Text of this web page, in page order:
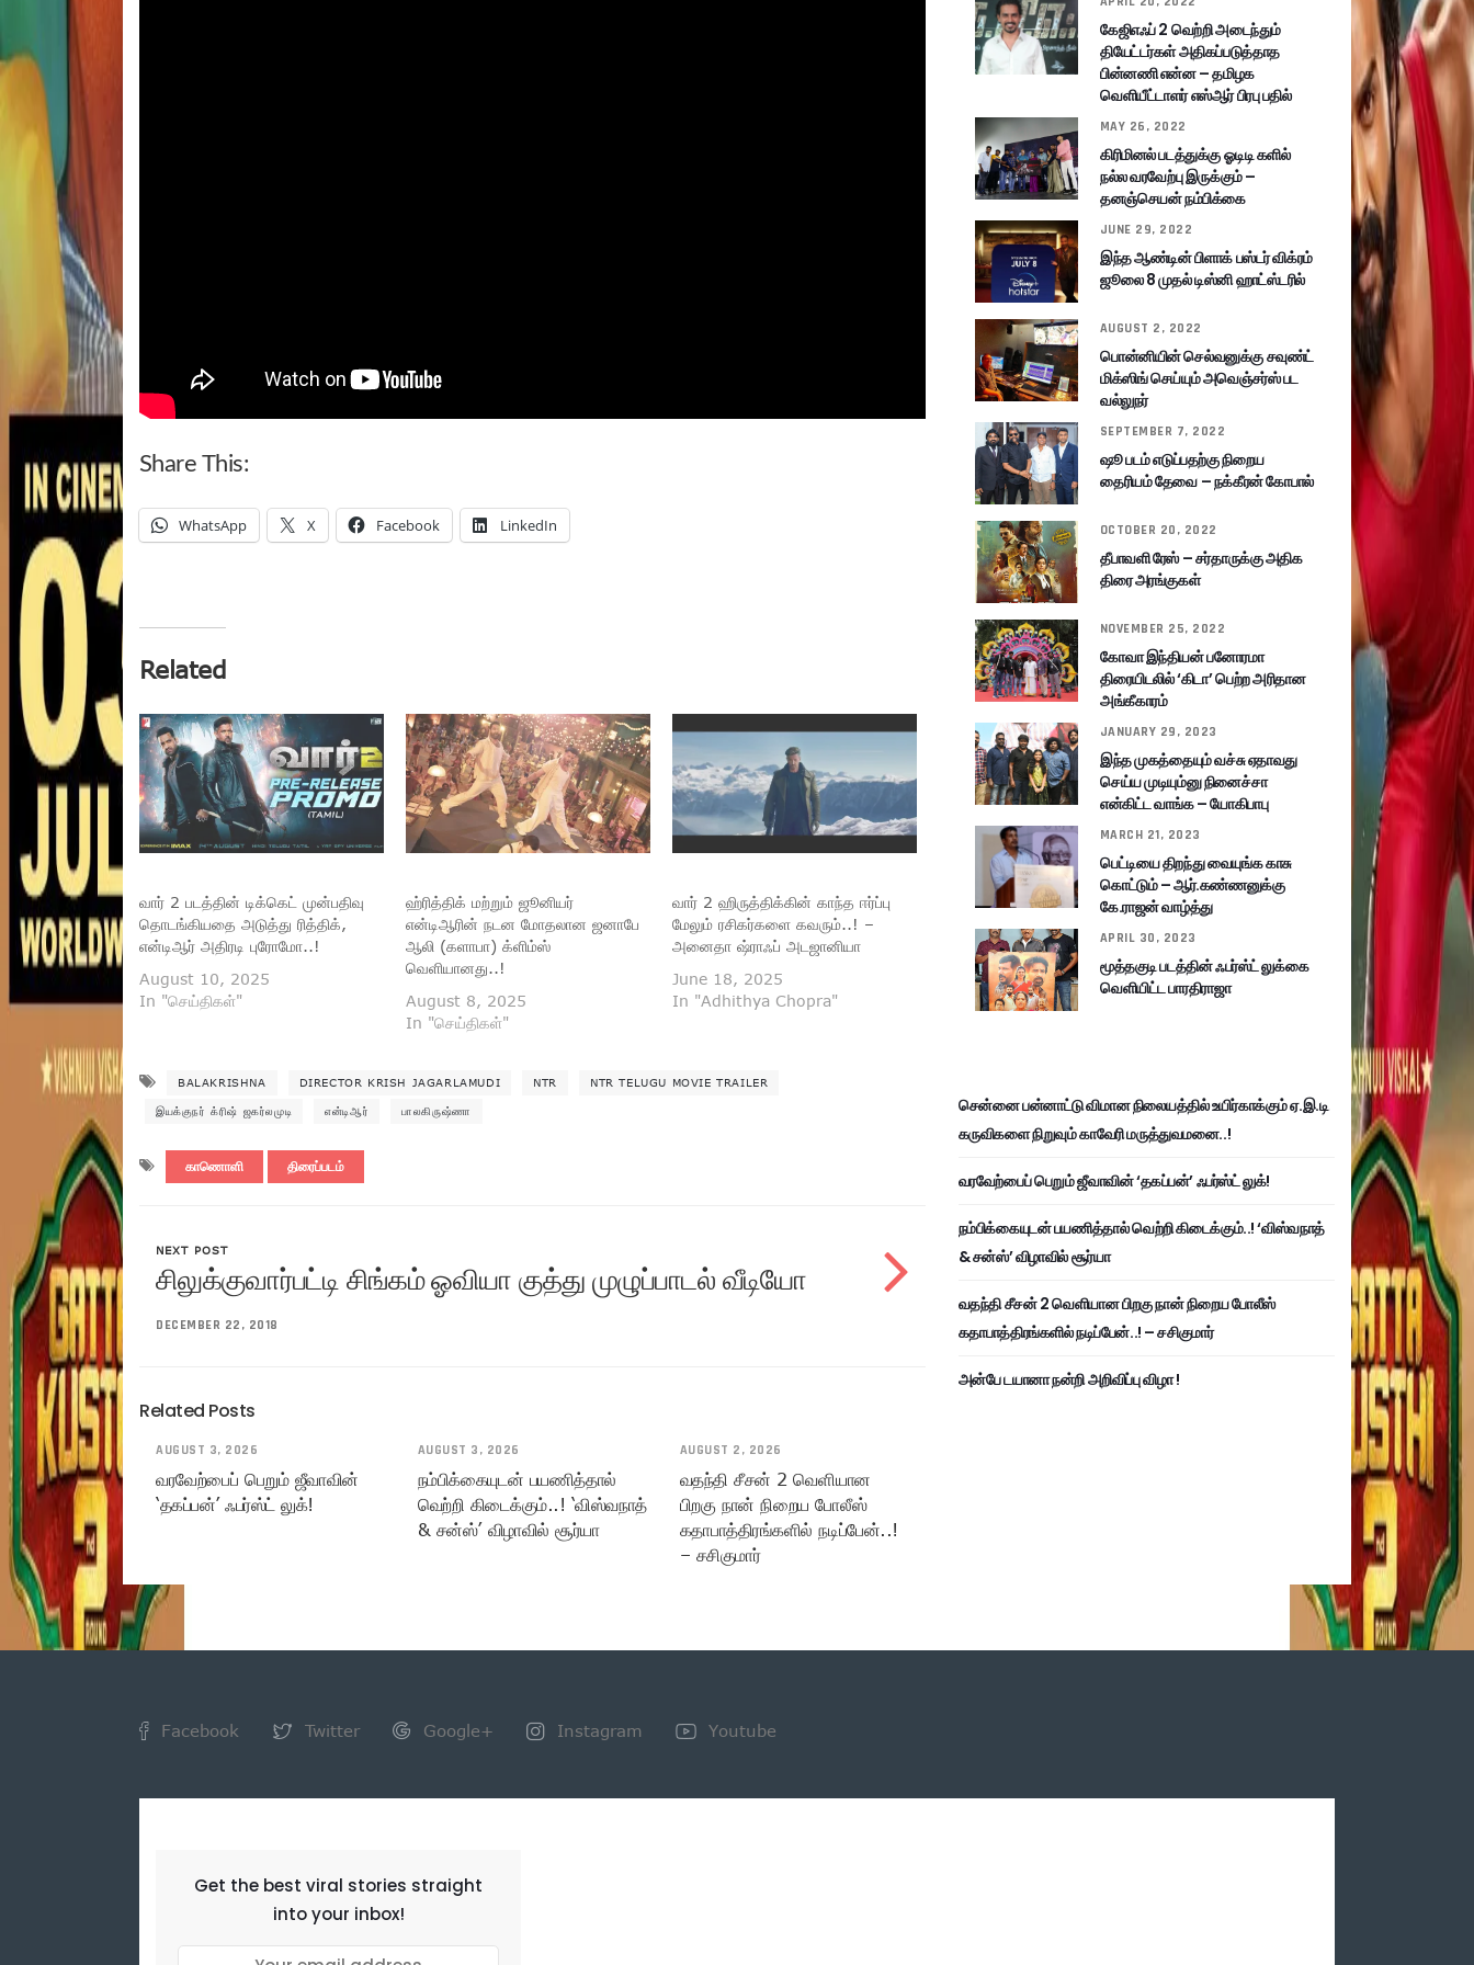
Share This:
WhatsApp X Facebook LinkedIn
Related
வார் 2 படத்தின் டிக்கெட் முன்பதிவு
தொடங்கியதை அடுத்து ரித்திக்,
என்டிஆர் அதிரடி புரோமோ..!
August 10, 2025
In "செய்திகள்"
ஹ்ரித்திக் மற்றும் ஜூனியர்
என்டிஆரின் நடன மோதலான ஜனாபே
ஆலி (களாபா) க்ளிம்ஸ்
வெளியானது..!
August 8, 2025
In "செய்திகள்"
வார் 2 ஹிருத்திக்கின் காந்த ஈர்ப்பு
மேலும் ரசிகர்களை கவரும்..! –
அனைதா ஷ்ராஃப் அடஜானியா
June 18, 2025
In "Adhithya Chopra"
BALAKRISHNA DIRECTOR KRISH JAGARLAMUDI NTR NTR TELUGU MOVIE TRAILER
இயக்குநர் க்ரிஷ் ஜகர்லமுடி என்டிஆர் பாலகிருஷ்ணா
காணொளி திரைப்படம்
NEXT POST
சிலுக்குவார்பட்டி சிங்கம் ஓவியா குத்து முழுப்பாடல் வீடியோ
DECEMBER 22, 2018
Related Posts
AUGUST 3, 2026
வரவேற்பைப் பெறும் ஜீவாவின்
‘தகப்பன்’ ஃபர்ஸ்ட் லுக்!
AUGUST 3, 2026
நம்பிக்கையுடன் பயணித்தால்
வெற்றி கிடைக்கும்..! ‘விஸ்வநாத்
& சன்ஸ்’ விழாவில் சூர்யா
AUGUST 2, 2026
வதந்தி சீசன் 2 வெளியான
பிறகு நான் நிறைய போலீஸ்
கதாபாத்திரங்களில் நடிப்பேன்..!
– சசிகுமார்
கேஜிஎஃப் 2 வெற்றி அடைந்தும்
தியேட்டர்கள் அதிகப்படுத்தாத
பின்னணி என்ன – தமிழக
வெளியீட்டாளர் எஸ்ஆர் பிரபு பதில்
MAY 26, 2022
கிரிமினல் படத்துக்கு ஓடிடி களில்
நல்ல வரவேற்பு இருக்கும் –
தனஞ்செயன் நம்பிக்கை
JUNE 29, 2022
இந்த ஆண்டின் பிளாக் பஸ்டர் விக்ரம்
ஜூலை 8 முதல் டிஸ்னி ஹாட்ஸ்டரில்
AUGUST 2, 2022
பொன்னியின் செல்வனுக்கு சவுண்ட்
மிக்ஸிங் செய்யும் அவெஞ்சர்ஸ் பட
வல்லுநர்
SEPTEMBER 7, 2022
ஷூ படம் எடுப்பதற்கு நிறைய
தைரியம் தேவை – நக்கீரன் கோபால்
OCTOBER 20, 2022
தீபாவளி ரேஸ் – சர்தாருக்கு அதிக
திரை அரங்குகள்
NOVEMBER 25, 2022
கோவா இந்தியன் பனோரமா
திரையிடலில் ‘கிடா’ பெற்ற அரிதான
அங்கீகாரம்
JANUARY 29, 2023
இந்த முகத்தையும் வச்சு ஏதாவது
செய்ய முடியும்னு நினைச்சா
என்கிட்ட வாங்க – யோகிபாபு
MARCH 21, 2023
பெட்டியை திறந்து வையுங்க காசு
கொட்டும் – ஆர்.கண்ணனுக்கு
கே.ராஜன் வாழ்த்து
APRIL 30, 2023
மூத்தகுடி படத்தின் ஃபர்ஸ்ட் லுக்கை
வெளியிட்ட பாரதிராஜா
சென்னை பன்னாட்டு விமான நிலையத்தில் உயிர்காக்கும் ஏ.இ.டி
கருவிகளை நிறுவும் காவேரி மருத்துவமனை..!
வரவேற்பைப் பெறும் ஜீவாவின் ‘தகப்பன்’ ஃபர்ஸ்ட் லுக்!
நம்பிக்கையுடன் பயணித்தால் வெற்றி கிடைக்கும்..! ‘விஸ்வநாத்
& சன்ஸ்’ விழாவில் சூர்யா
வதந்தி சீசன் 2 வெளியான பிறகு நான் நிறைய போலீஸ்
கதாபாத்திரங்களில் நடிப்பேன்..! – சசிகுமார்
அன்பே டயானா நன்றி அறிவிப்பு விழா !
Facebook Twitter Google+ Instagram Youtube
Get the best viral stories straight
into your inbox!